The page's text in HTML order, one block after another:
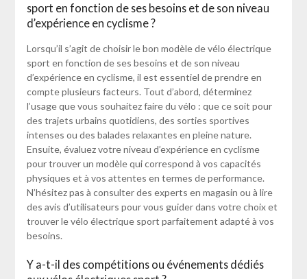
sport en fonction de ses besoins et de son niveau
d’expérience en cyclisme ?
Lorsqu’il s’agit de choisir le bon modèle de vélo électrique
sport en fonction de ses besoins et de son niveau
d’expérience en cyclisme, il est essentiel de prendre en
compte plusieurs facteurs. Tout d’abord, déterminez
l’usage que vous souhaitez faire du vélo : que ce soit pour
des trajets urbains quotidiens, des sorties sportives
intenses ou des balades relaxantes en pleine nature.
Ensuite, évaluez votre niveau d’expérience en cyclisme
pour trouver un modèle qui correspond à vos capacités
physiques et à vos attentes en termes de performance.
N’hésitez pas à consulter des experts en magasin ou à lire
des avis d’utilisateurs pour vous guider dans votre choix et
trouver le vélo électrique sport parfaitement adapté à vos
besoins.
Y a-t-il des compétitions ou événements dédiés